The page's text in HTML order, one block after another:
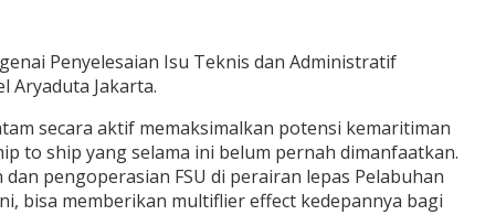
Penyelesaian Isu Teknis dan Administratif
Aryaduta Jakarta.
secara aktif memaksimalkan potensi kemaritiman
to ship yang selama ini belum pernah dimanfaatkan.
pengoperasian FSU di perairan lepas Pelabuhan
bisa memberikan multiflier effect kedepannya bagi